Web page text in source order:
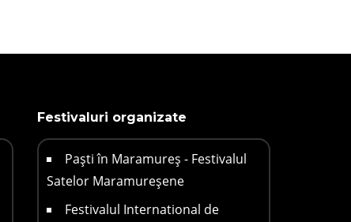
Festivaluri organizate
Paști în Maramureș - Festivalul
Satelor Maramureșene
Festivalul International de